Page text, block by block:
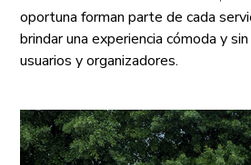
oportuna forman parte de cada
brindar una experiencia cómoda y
usuarios y organizadores.